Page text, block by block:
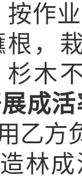
按作
，
杉木
成
乙方
林